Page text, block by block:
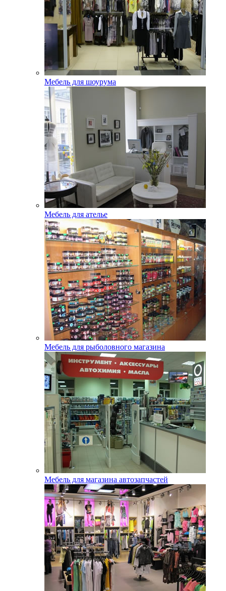
Мебель для шоурума
Мебель для ателье
Мебель для рыболовного магазина
Мебель для магазина автозапчастей